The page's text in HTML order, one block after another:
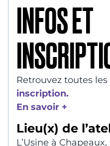
INFOS ET
Retrouvez toutes
inscription.
En savoir +
Lieu(x) de
L’Usine à